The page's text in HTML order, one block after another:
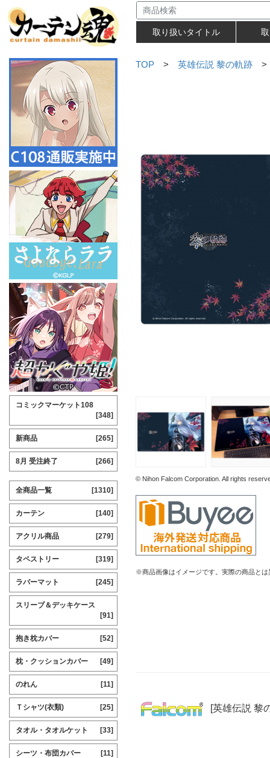
取り扱いタイトル
TOP > 英雄伝説 黎の軌跡 >
© Nihon Falcom Corporation. All rights
※商品画像はイメージです。実際の商品と
[英雄伝説 黎
コミックマーケット108
[348]
新商品 [265]
8月 受注終了 [266]
全商品一覧 [1310]
カーテン [140]
アクリル商品 [279]
タペストリー [319]
ラバーマット [245]
スリーブ＆デッキケース
[91]
抱き枕カバー [52]
枕・クッションカバー [49]
のれん [11]
Ｔシャツ(衣類) [25]
タオル・タオルケット [33]
シーツ・布団カバー [11]